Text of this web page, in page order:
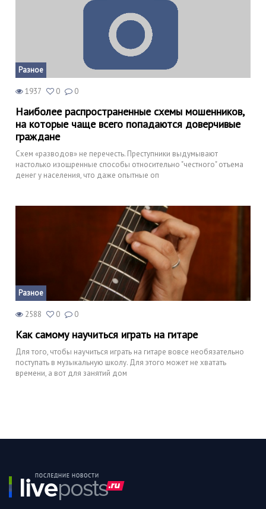
Разное
1937 0 0
Наиболее распространенные схемы мошенников,
на которые чаще всего попадаются доверчивые
граждане
Схем «разводов» не перечесть. Преступники выдумывают
настолько изощренные способы относительно "честного" отъема
денег у населения, что даже опытные оп
Разное
2588 0 0
Как самому научиться играть на гитаре
Для того, чтобы научиться играть на гитаре вовсе необязательно
поступать в музыкальную школу. Для этого может не хватать
времени, а вот для занятий дом